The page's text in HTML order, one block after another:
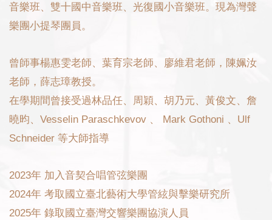
音樂班、雙十國中音樂班、光復國小音樂班。現為灣聲
樂團小提琴團員。
曾師事楊惠雯老師、葉育宗老師、廖維君老師，陳姵汝
老師，薛志璋教授。
在學期間曾接受過林品任、周穎、胡乃元、黃俊文、詹
曉昀、Vesselin Paraschkevov 、 Mark Gothoni 、Ulf
Schneider 等大師指導
2023年 加入音契合唱管弦樂團
2024年 考取國立臺北藝術大學管絃與擊樂研究所
2025年 錄取國立臺灣交響樂團協演人員